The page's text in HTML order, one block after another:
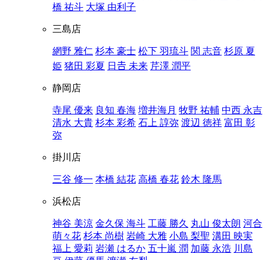
橋 祐斗 大塚 由利子
三島店
網野 雅仁 杉本 豪士 松下 羽琉斗 関 志音 杉原 夏
姫 猪田 彩夏 日𠮷 未来 芹澤 潤平
静岡店
寺尾 優来 良知 春海 増井海月 牧野 祐輔 中西 永吉
清水 大貴 杉本 彩希 石上 諄弥 渡辺 徳祥 富田 彰
弥
掛川店
三谷 修一 本橋 結花 高橋 春花 鈴木 隆馬
浜松店
神谷 美涼 金久保 海斗 工藤 勝久 丸山 俊太朗 河合
萌々花 杉本 尚樹 岩崎 大雅 小島 梨聖 溝田 映実
福上 愛莉 岩瀬 はるか 五十嵐 潤 加藤 永浩 川島